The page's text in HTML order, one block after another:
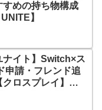
すめの持ち物構成
】
ナイト】Switch×ス
申請・フレンド追
ロスプレイ】